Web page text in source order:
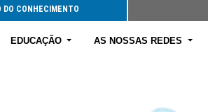
DO CONHECIMENTO
EDUCAÇÃO AS NOSSAS REDES